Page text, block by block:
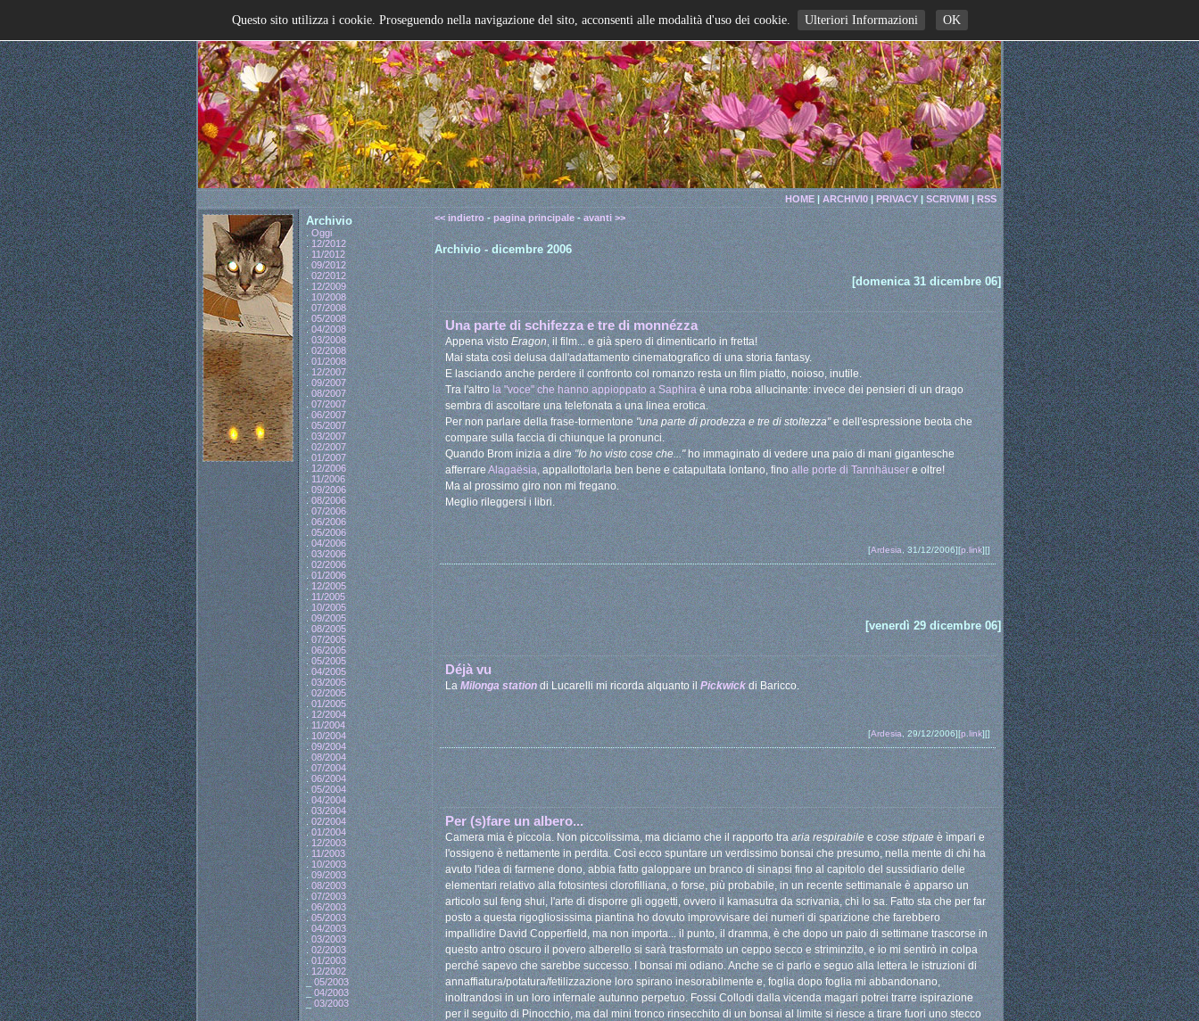
HOME|ARCHIVI0|PRIVACY|SCRIVIMI|RSS
Archivio
.Oggi
.12/2012
.11/2012
.09/2012
.02/2012
.12/2009
.10/2008
.07/2008
.05/2008
.04/2008
.03/2008
.02/2008
.01/2008
.12/2007
.09/2007
.08/2007
.07/2007
.06/2007
.05/2007
.03/2007
.02/2007
.01/2007
.12/2006
.11/2006
.09/2006
.08/2006
.07/2006
.06/2006
.05/2006
.04/2006
.03/2006
.02/2006
.01/2006
.12/2005
.11/2005
.10/2005
.09/2005
.08/2005
.07/2005
.06/2005
.05/2005
.04/2005
.03/2005
.02/2005
.01/2005
.12/2004
.11/2004
.10/2004
.09/2004
.08/2004
.07/2004
.06/2004
.05/2004
.04/2004
.03/2004
.02/2004
.01/2004
.12/2003
.11/2003
.10/2003
.09/2003
.08/2003
.07/2003
.06/2003
.05/2003
.04/2003
.03/2003
.02/2003
.01/2003
.12/2002
_05/2003
_04/2003
_03/2003
<< indietro-pagina principale-avanti >>
Archivio - dicembre 2006
[domenica 31 dicembre 06]
Una parte di schifezza e tre di monnézza
Appena vistoEragon, il film... e già spero di dimenticarlo in fretta!
Mai stata così delusa dall'adattamento cinematografico di una storia fantasy.
E lasciando anche perdere il confronto col romanzo resta un film piatto, noioso, inutile.
Tra l'altrola "voce" che hanno appioppato a Saphiraè una roba allucinante: invece dei pensieri di un drago
sembra di ascoltare una telefonata a una linea erotica.
Per non parlare della frase-tormentone"una parte di prodezza e tre di stoltezza"e dell'espressione beota che
compare sulla faccia di chiunque la pronunci.
Quando Brom inizia a dire"Io ho visto cose che..."ho immaginato di vedere una paio di mani gigantesche
afferrareAlagaësia, appallottolarla ben bene e catapultata lontano, finoalle porte di Tannhäusere oltre!
Ma al prossimo giro non mi fregano.
Meglio rileggersi i libri.
[Ardesia, 31/12/2006][p.link][]
[venerdì 29 dicembre 06]
Déjà vu
LaMilonga stationdi Lucarelli mi ricorda alquanto ilPickwickdi Baricco.
[Ardesia, 29/12/2006][p.link][]
Per (s)fare un albero...
Camera mia è piccola. Non piccolissima, ma diciamo che il rapporto traaria respirabileecose stipateè ìmpari e
l'ossigeno è nettamente in perdita. Così ecco spuntare un verdissimo bonsai che presumo, nella mente di chi ha
avuto l'idea di farmene dono, abbia fatto galoppare un branco di sinapsi fino al capitolo del sussidiario delle
elementari relativo alla fotosintesi clorofilliana, o forse, più probabile, in un recente settimanale è apparso un
articolo sul feng shui, l'arte di disporre gli oggetti, ovvero il kamasutra da scrivania, chi lo sa. Fatto sta che per far
posto a questa rigogliosissima piantina ho dovuto improvvisare dei numeri di sparizione che farebbero
impallidire David Copperfield, ma non importa... il punto, il dramma, è che dopo un paio di settimane trascorse in
questo antro oscuro il povero alberello si sarà trasformato un ceppo secco e striminzito, e io mi sentirò in colpa
perché sapevo che sarebbe successo. I bonsai mi odiano. Anche se ci parlo e seguo alla lettera le istruzioni di
annaffiatura/potatura/fetilizzazione loro spirano inesorabilmente e, foglia dopo foglia mi abbandonano,
inoltrandosi in un loro infernale autunno perpetuo. Fossi Collodi dalla vicenda magari potrei trarre ispirazione
per il seguito di Pinocchio, ma dal mini tronco rinsecchito di un bonsai al limite si riesce a tirare fuori uno stecco
Questo sito utilizza i cookie. Proseguendo nella navigazione del sito, acconsenti alle modalità d'uso dei cookie. Ulteriori Informazioni OK